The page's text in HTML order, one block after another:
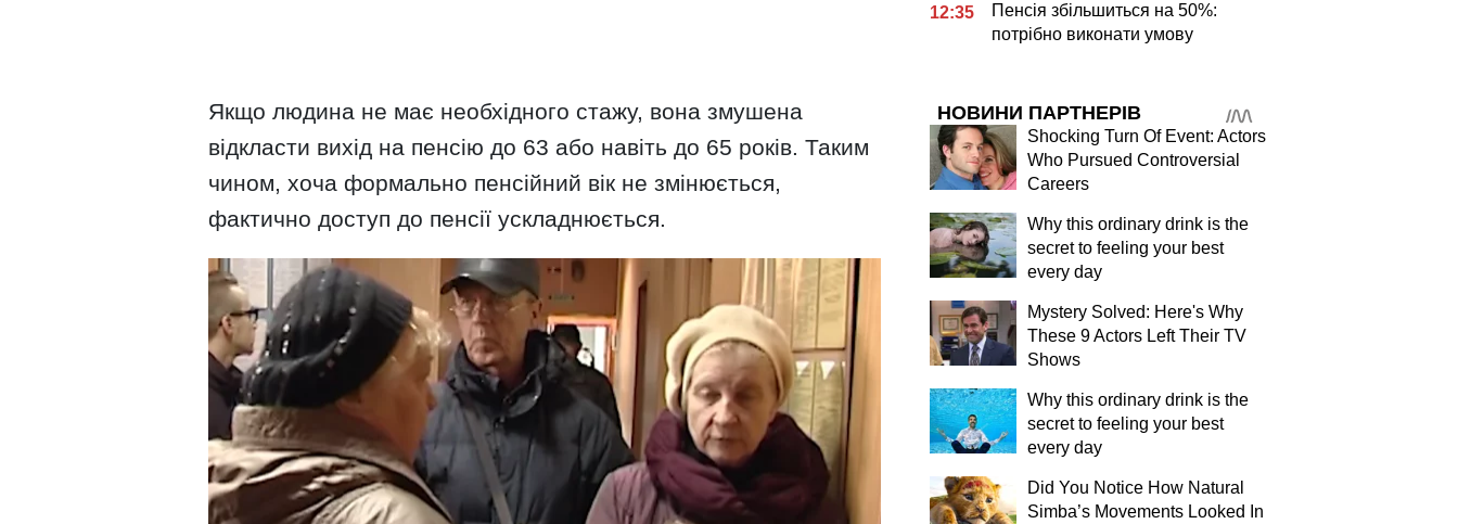
Якщо людина не має необхідного стажу, вона змушена
відкласти вихід на пенсію до 63 або навіть до 65 років. Таким
чином, хоча формально пенсійний вік не змінюється,
фактично доступ до пенсії ускладнюється.
12:35
Пенсія збільшиться на 50%:
потрібно виконати умову
НОВИНИ ПАРТНЕРІВ
Shocking Turn Of Event: Actors
Who Pursued Controversial
Careers
Why this ordinary drink is the
secret to feeling your best
every day
Mystery Solved: Here's Why
These 9 Actors Left Their TV
Shows
Why this ordinary drink is the
secret to feeling your best
every day
Did You Notice How Natural
Simba’s Movements Looked In